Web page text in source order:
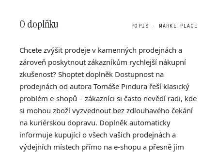
O doplňku POPIS · MARKETPLACE
Chcete zvýšit prodeje v kamenných prodejnách a
zároveň poskytnout zákazníkům rychlejší nákupní
zkušenost? Shoptet doplněk Dostupnost na
prodejnách od autora Tomáše Pindura řeší klasický
problém e-shopů – zákazníci si často nevědí radi, kde
si mohou zboží vyzvednout bez zdlouhavého čekání
na kuriérskou dopravu. Doplněk automaticky
informuje kupující o všech vašich prodejnách a
výdejních místech přímo na e-shopu a přesně jim